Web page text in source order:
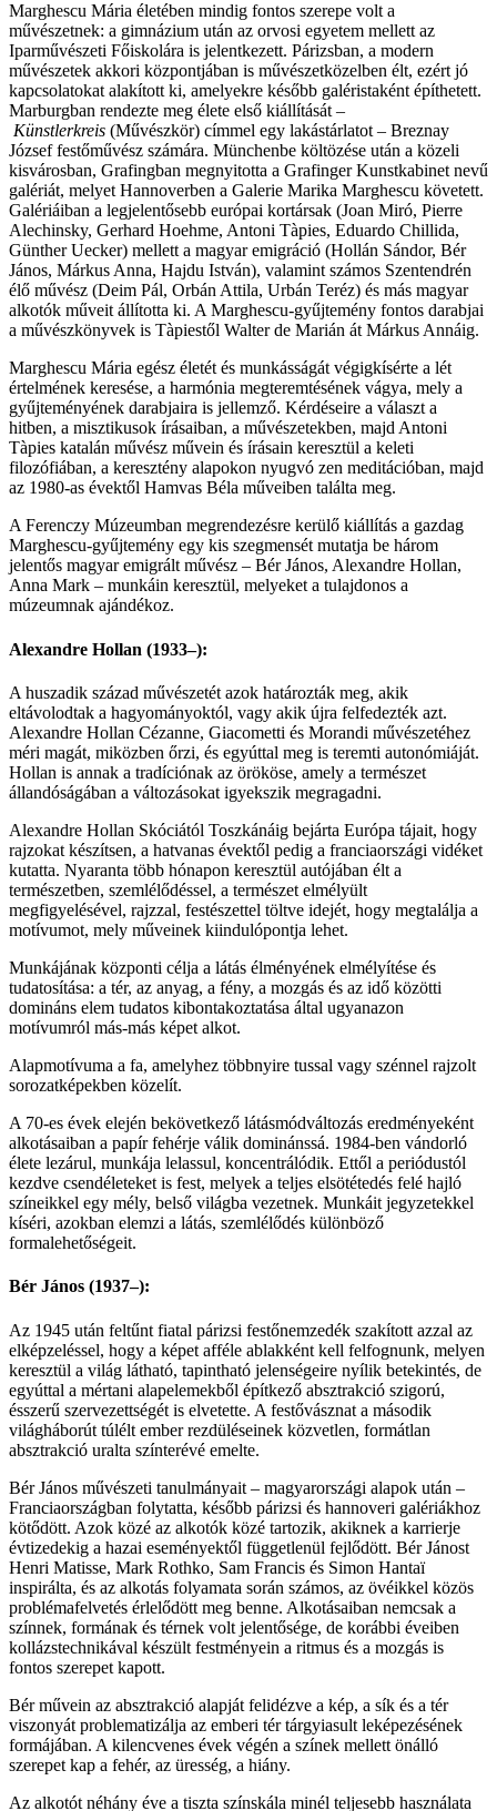
Marghescu Mária életében mindig fontos szerepe volt a
művészetnek: a gimnázium után az orvosi egyetem mellett az
Iparművészeti Főiskolára is jelentkezett. Párizsban, a modern
művészetek akkori központjában is művészetközelben élt, ezért jó
kapcsolatokat alakított ki, amelyekre később galéristaként építhetett.
Marburgban rendezte meg élete első kiállítását –
Künstlerkreis (Művészkör) címmel egy lakástárlatot – Breznay
József festőművész számára. Münchenbe költözése után a közeli
kisvárosban, Grafingban megnyitotta a Grafinger Kunstkabinet nevű
galériát, melyet Hannoverben a Galerie Marika Marghescu követett.
Galériáiban a legjelentősebb európai kortársak (Joan Miró, Pierre
Alechinsky, Gerhard Hoehme, Antoni Tàpies, Eduardo Chillida,
Günther Uecker) mellett a magyar emigráció (Hollán Sándor, Bér
János, Márkus Anna, Hajdu István), valamint számos Szentendrén
élő művész (Deim Pál, Orbán Attila, Urbán Teréz) és más magyar
alkotók műveit állította ki. A Marghescu-gyűjtemény fontos darabjai
a művészkönyvek is Tàpiestől Walter de Marián át Márkus Annáig.
Marghescu Mária egész életét és munkásságát végigkísérte a lét
értelmének keresése, a harmónia megteremtésének vágya, mely a
gyűjteményének darabjaira is jellemző. Kérdéseire a választ a
hitben, a misztikusok írásaiban, a művészetekben, majd Antoni
Tàpies katalán művész művein és írásain keresztül a keleti
filozófiában, a keresztény alapokon nyugvó zen meditációban, majd
az 1980-as évektől Hamvas Béla műveiben találta meg.
A Ferenczy Múzeumban megrendezésre kerülő kiállítás a gazdag
Marghescu-gyűjtemény egy kis szegmensét mutatja be három
jelentős magyar emigrált művész – Bér János, Alexandre Hollan,
Anna Mark – munkáin keresztül, melyeket a tulajdonos a
múzeumnak ajándékoz.
Alexandre Hollan (1933–):
A huszadik század művészetét azok határozták meg, akik
eltávolodtak a hagyományoktól, vagy akik újra felfedezték azt.
Alexandre Hollan Cézanne, Giacometti és Morandi művészetéhez
méri magát, miközben őrzi, és egyúttal meg is teremti autonómiáját.
Hollan is annak a tradíciónak az örököse, amely a természet
állandóságában a változásokat igyekszik megragadni.
Alexandre Hollan Skóciától Toszkánáig bejárta Európa tájait, hogy
rajzokat készítsen, a hatvanas évektől pedig a franciaországi vidéket
kutatta. Nyaranta több hónapon keresztül autójában élt a
természetben, szemlélődéssel, a természet elmélyült
megfigyelésével, rajzzal, festészettel töltve idejét, hogy megtalálja a
motívumot, mely műveinek kiindulópontja lehet.
Munkájának központi célja a látás élményének elmélyítése és
tudatosítása: a tér, az anyag, a fény, a mozgás és az idő közötti
domináns elem tudatos kibontakoztatása által ugyanazon
motívumról más-más képet alkot.
Alapmotívuma a fa, amelyhez többnyire tussal vagy szénnel rajzolt
sorozatképekben közelít.
A 70-es évek elején bekövetkező látásmódváltozás eredményeként
alkotásaiban a papír fehérje válik dominánssá. 1984-ben vándorló
élete lezárul, munkája lelassul, koncentrálódik. Ettől a periódustól
kezdve csendéleteket is fest, melyek a teljes elsötétedés felé hajló
színeikkel egy mély, belső világba vezetnek. Munkáit jegyzetekkel
kíséri, azokban elemzi a látás, szemlélődés különböző
formalehetőségeit.
Bér János (1937–):
Az 1945 után feltűnt fiatal párizsi festőnemzedék szakított azzal az
elképzeléssel, hogy a képet afféle ablakként kell felfognunk, melyen
keresztül a világ látható, tapintható jelenségeire nyílik betekintés, de
egyúttal a mértani alapelemekből építkező absztrakció szigorú,
ésszerű szervezettségét is elvetette. A festővásznat a második
világháborút túlélt ember rezdüléseinek közvetlen, formátlan
absztrakció uralta színterévé emelte.
Bér János művészeti tanulmányait – magyarországi alapok után –
Franciaországban folytatta, később párizsi és hannoveri galériákhoz
kötődött. Azok közé az alkotók közé tartozik, akiknek a karrierje
évtizedekig a hazai eseményektől függetlenül fejlődött. Bér Jánost
Henri Matisse, Mark Rothko, Sam Francis és Simon Hantaï
inspirálta, és az alkotás folyamata során számos, az övéikkel közös
problémafelvetés érlelődött meg benne. Alkotásaiban nemcsak a
színnek, formának és térnek volt jelentősége, de korábbi éveiben
kollázstechnikával készült festményein a ritmus és a mozgás is
fontos szerepet kapott.
Bér művein az absztrakció alapját felidézve a kép, a sík és a tér
viszonyát problematizálja az emberi tér tárgyiasult leképezésének
formájában. A kilencvenes évek végén a színek mellett önálló
szerepet kap a fehér, az üresség, a hiány.
Az alkotót néhány éve a tiszta színskála minél teljesebb használata